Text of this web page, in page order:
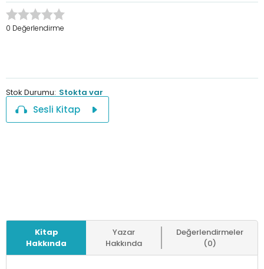
0 Değerlendirme
Stok Durumu: Stokta var
Sesli Kitap
Kitap
Hakkında
Yazar
Hakkında
Değerlendirmeler
(0)